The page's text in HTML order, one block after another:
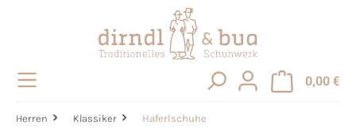
0,00 €
Herren Klassiker Haferlschuhe